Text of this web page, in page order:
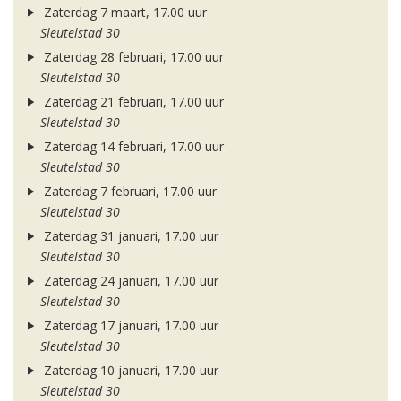
Zaterdag 7 maart, 17.00 uur
Sleutelstad 30
Zaterdag 28 februari, 17.00 uur
Sleutelstad 30
Zaterdag 21 februari, 17.00 uur
Sleutelstad 30
Zaterdag 14 februari, 17.00 uur
Sleutelstad 30
Zaterdag 7 februari, 17.00 uur
Sleutelstad 30
Zaterdag 31 januari, 17.00 uur
Sleutelstad 30
Zaterdag 24 januari, 17.00 uur
Sleutelstad 30
Zaterdag 17 januari, 17.00 uur
Sleutelstad 30
Zaterdag 10 januari, 17.00 uur
Sleutelstad 30